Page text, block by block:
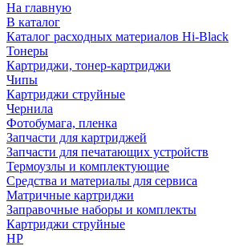
На главную
В каталог
Каталог расходных материалов Hi-Black
Тонеры
Картриджи, тонер-картриджи
Чипы
Картриджи струйные
Чернила
Фотобумага, пленка
Запчасти для картриджей
Запчасти для печатающих устройств
Термоузлы и комплектующие
Средства и материалы для сервиса
Матричные картриджи
Заправочные наборы и комплекты
Картриджи струйные
HP